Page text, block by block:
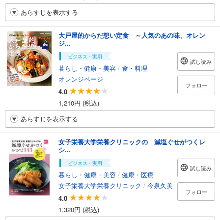
あらすじを表示する
大戸屋的からだ想い定食 ～人気のあの味、オレン
ジ...
ビジネス・実用
暮らし・健康・美容 / 食・料理
オレンジページ
4.0
1,210円 (税込)
試し読み
フォロー
あらすじを表示する
女子栄養大学栄養クリニックの 減塩ぐせがつくレ
シ...
ビジネス・実用
暮らし・健康・美容 / 健康・医療
女子栄養大学栄養クリニック / 今泉久美
4.0
1,320円 (税込)
試し読み
フォロー